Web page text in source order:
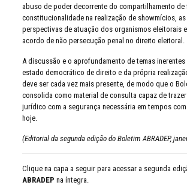
abuso de poder decorrente do compartilhamento de
constitucionalidade na realização de showmícios,
perspectivas de atuação dos organismos eleitorais
acordo de não persecução penal no direito eleitoral.
A discussão e o aprofundamento de temas
estado democrático de direito e da própria
deve ser cada vez mais presente, de modo que o
consolida como material de consulta capaz de
jurídico com a segurança necessária em tempos
hoje.
(Editorial da segunda edição do Boletim ABRADEP,
Clique na capa a seguir para acessar a segunda
ABRADEP na íntegra.